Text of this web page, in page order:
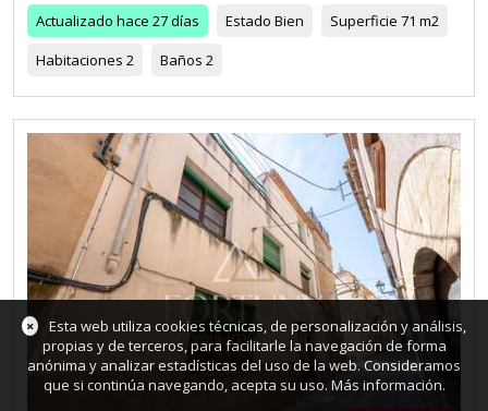
Actualizado hace 27 días Estado Bien Superficie 71 m2
Habitaciones 2 Baños 2
×
Esta web utiliza cookies técnicas, de personalización y análisis,
propias y de terceros, para facilitarle la navegación de forma
anónima y analizar estadísticas del uso de la web. Consideramos
que si continúa navegando, acepta su uso. Más información.